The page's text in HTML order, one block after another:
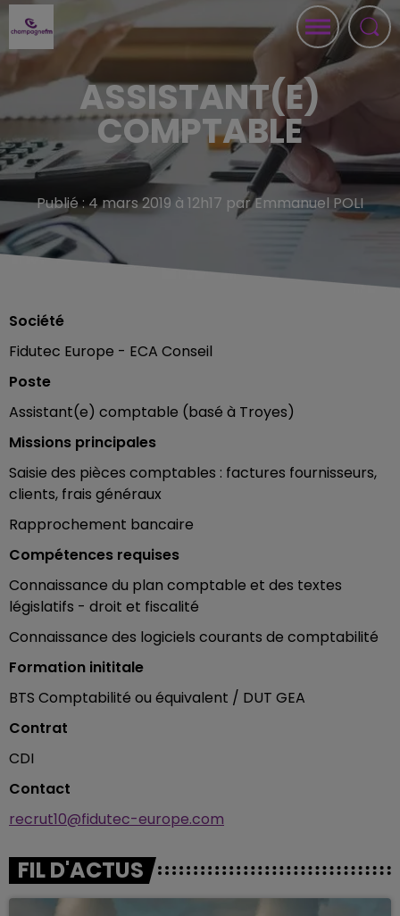
ASSISTANT(E)
COMPTABLE
Publié : 4 mars 2019 à 12h17 par Emmanuel POLI
Société
Fidutec Europe - ECA Conseil
Poste
Assistant(e) comptable (basé à Troyes)
Missions principales
Saisie des pièces comptables : factures fournisseurs,
clients, frais généraux
Rapprochement bancaire
Compétences requises
Connaissance du plan comptable et des textes
législatifs - droit et fiscalité
Connaissance des logiciels courants de comptabilité
Formation inititale
BTS Comptabilité ou équivalent / DUT GEA
Contrat
CDI
Contact
recrut10@fidutec-europe.com
FIL D'ACTUS